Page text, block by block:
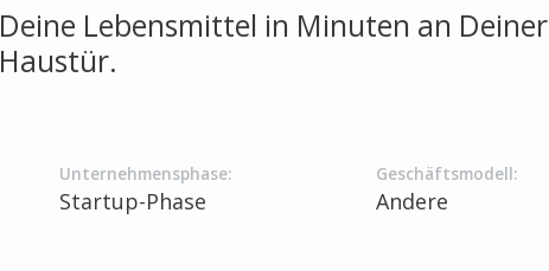
Deine Lebensmittel in Minuten an Deiner
Haustür.
Unternehmensphase:
Startup-Phase
Geschäftsmodell:
Andere